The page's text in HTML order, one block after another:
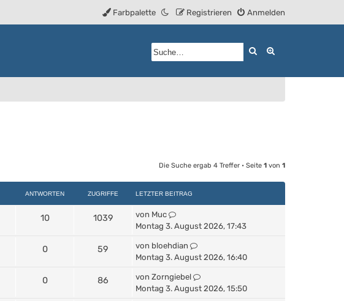
Anmelden
Registrieren
Farbpalette
Suche
Die Suche ergab 4 Treffer • Seite 1 von 1
ANTWORTEN ZUGRIFFE LETZTER BEITRAG
10 1039 von Muc
Montag 3. August 2026, 17:43
0 59 von bloehdian
Montag 3. August 2026, 16:40
0 86 von Zorngiebel
Montag 3. August 2026, 15:50